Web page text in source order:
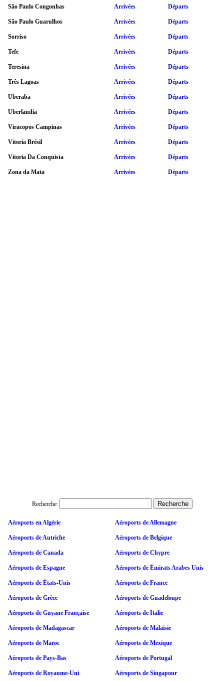
São Paulo Congonhas Arrivées Départs
São Paulo Guarulhos Arrivées Départs
Sorriso Arrivées Départs
Tefe Arrivées Départs
Teresina Arrivées Départs
Três Lagoas Arrivées Départs
Uberaba Arrivées Départs
Uberlandia Arrivées Départs
Viracopos Campinas Arrivées Départs
Vitoria Brésil Arrivées Départs
Vitoria Da Conquista Arrivées Départs
Zona da Mata Arrivées Départs
Recherche:
Aéroports en Algérie Aéroports de Allemagne
Aéroports de Autriche Aéroports de Belgique
Aéroports de Canada Aéroports de Chypre
Aéroports de Espagne Aéroports de Émirats Arabes Unis
Aéroports de États-Unis Aéroports de France
Aéroports de Grèce Aéroports de Guadeloupe
Aéroports de Guyane Française Aéroports de Italie
Aéroports de Madagascar Aéroports de Malaisie
Aéroports de Maroc Aéroports de Mexique
Aéroports de Pays-Bas Aéroports de Portugal
Aéroports de Royaume-Uni Aéroports de Singapour